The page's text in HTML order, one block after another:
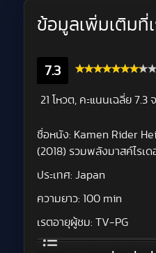
ข้อมูลเพิ่มเติมที่
7.3
21 โหวต, คะแนนเฉลี่ย 7.3
ชื่อหนัง: Kamen Rider
(2018) รวมพลังมาสค์ไรเด
ประเทศ: Japan
ความยาว: 100 min
เรตอายุผู้ชม: TV-PG